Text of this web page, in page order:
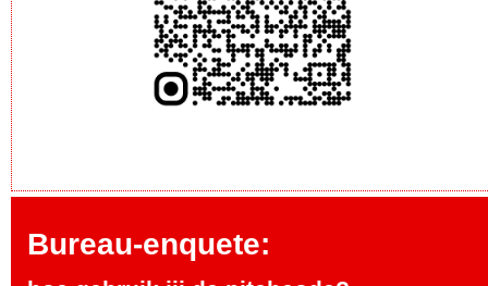
Bureau-enquete: